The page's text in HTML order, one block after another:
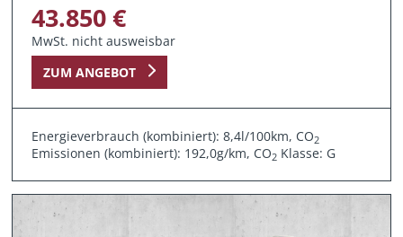
43.850 €
MwSt. nicht ausweisbar
ZUM ANGEBOT
Energieverbrauch (kombiniert): 8,4l/100km, CO2
Emissionen (kombiniert): 192,0g/km, CO2 Klasse: G